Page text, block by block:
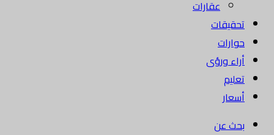
عقارات
تحقيقات
حوارات
أراء ورؤى
تعليم
أسعار
بحث عن